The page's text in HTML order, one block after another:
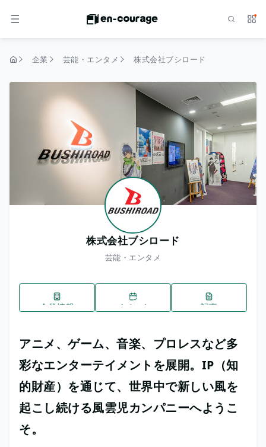
メニュー サ
企業 芸能・エンタメ 株式会社ブシロード
株式会社ブシロード
芸能・エンタメ
企業情報 イベント 記事
アニメ、ゲーム、音楽、プロレスなど多
彩なエンターテイメントを展開。IP（知
的財産）を通じて、世界中で新しい風を
起こし続ける風雲児カンパニーへようこ
そ。